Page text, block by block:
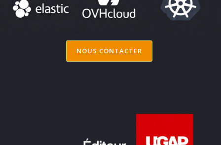
NOUS CONTACTER